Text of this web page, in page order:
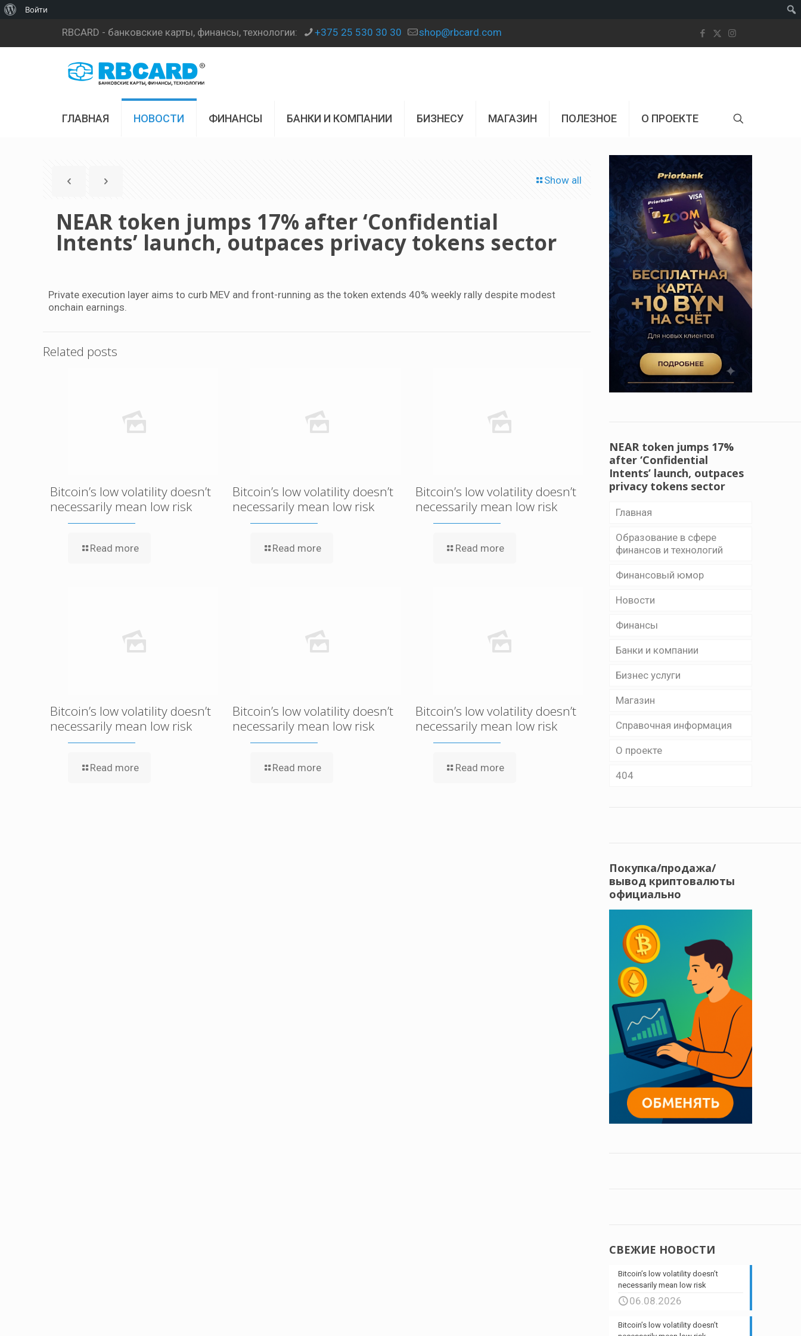
RBCARD - банковские карты, финансы, технологии: +375 25 530 30 30 shop@rbcard.com
ГЛАВНАЯ НОВОСТИ ФИНАНСЫ БАНКИ И КОМПАНИИ БИЗНЕСУ МАГАЗИН ПОЛЕЗНОЕ О ПРОЕКТЕ
Show all
NEAR token jumps 17% after ‘Confidential
Intents’ launch, outpaces privacy tokens sector
Private execution layer aims to curb MEV and front-running as the token extends 40% weekly rally despite modest
onchain earnings.
Related posts
Bitcoin’s low volatility doesn’t
necessarily mean low risk
Read more
Bitcoin’s low volatility doesn’t
necessarily mean low risk
Read more
Bitcoin’s low volatility doesn’t
necessarily mean low risk
Read more
Bitcoin’s low volatility doesn’t
necessarily mean low risk
Read more
Bitcoin’s low volatility doesn’t
necessarily mean low risk
Read more
Bitcoin’s low volatility doesn’t
necessarily mean low risk
Read more
NEAR token jumps 17%
after ‘Confidential
Intents’ launch, outpaces
privacy tokens sector
Главная
Образование в сфере
финансов и технологий
Финансовый юмор
Новости
Финансы
Банки и компании
Бизнес уcлуги
Магазин
Справочная информация
О проекте
404
Покупка/продажа/
вывод криптовалюты
официально
СВЕЖИЕ НОВОСТИ
Bitcoin’s low volatility doesn’t
necessarily mean low risk
06.08.2026
Bitcoin’s low volatility doesn’t
Войти